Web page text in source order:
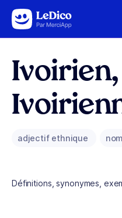
Aller au contenu
Ivoirien,
adjectif ethnique
Définitions, synonymes,